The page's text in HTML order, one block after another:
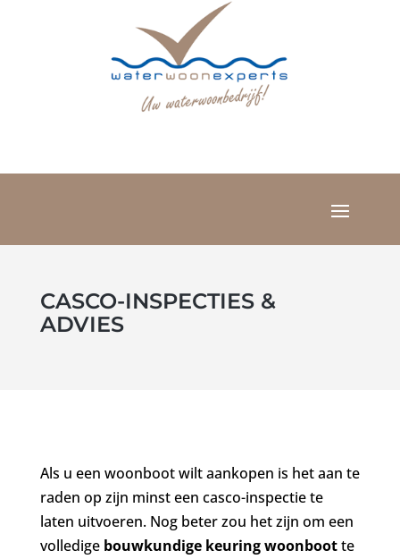
CASCO-INSPECTIES &
ADVIES
Als u een woonboot wilt aankopen is het aan te
raden op zijn minst een casco-inspectie te
laten uitvoeren. Nog beter zou het zijn om een
volledige bouwkundige keuring woonbootte